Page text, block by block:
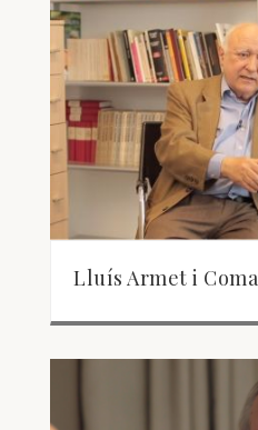
Lluís Armet i Coma